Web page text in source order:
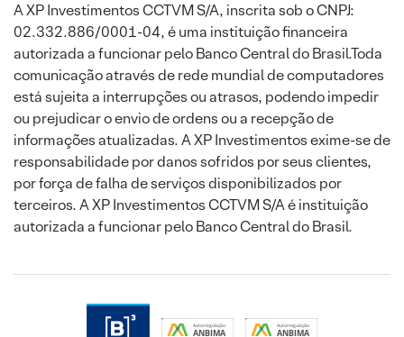
A XP Investimentos CCTVM S/A, inscrita sob o CNPJ:
02.332.886/0001-04, é uma instituição financeira
autorizada a funcionar pelo Banco Central do Brasil.Toda
comunicação através de rede mundial de computadores
está sujeita a interrupções ou atrasos, podendo impedir
ou prejudicar o envio de ordens ou a recepção de
informações atualizadas. A XP Investimentos exime-se de
responsabilidade por danos sofridos por seus clientes,
por força de falha de serviços disponibilizados por
terceiros. A XP Investimentos CCTVM S/A é instituição
autorizada a funcionar pelo Banco Central do Brasil.